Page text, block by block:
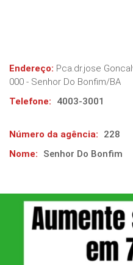
Endereço: Pca.dr.jose
000 - Senhor Do Bonfim/BA
Telefone:
4003-3001
Número da agência:
228
Nome:
Senhor Do Bonfim